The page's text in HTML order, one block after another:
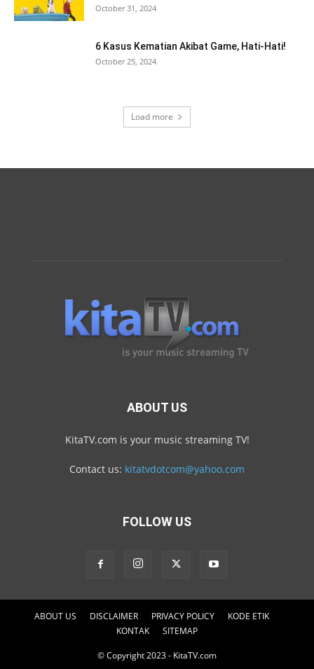
October 31, 2024
6 Kasus Kematian Akibat Game, Hati-Hati!
October 25, 2024
Load more
ABOUT US
KitaTV.com is your music streaming TV!
Contact us: kitatvdotcom@yahoo.com
FOLLOW US
ABOUT US DISCLAIMER PRIVACY POLICY
KODE ETIK
KONTAK
SITEMAP
© Copyright 2023 - KitaTV.com